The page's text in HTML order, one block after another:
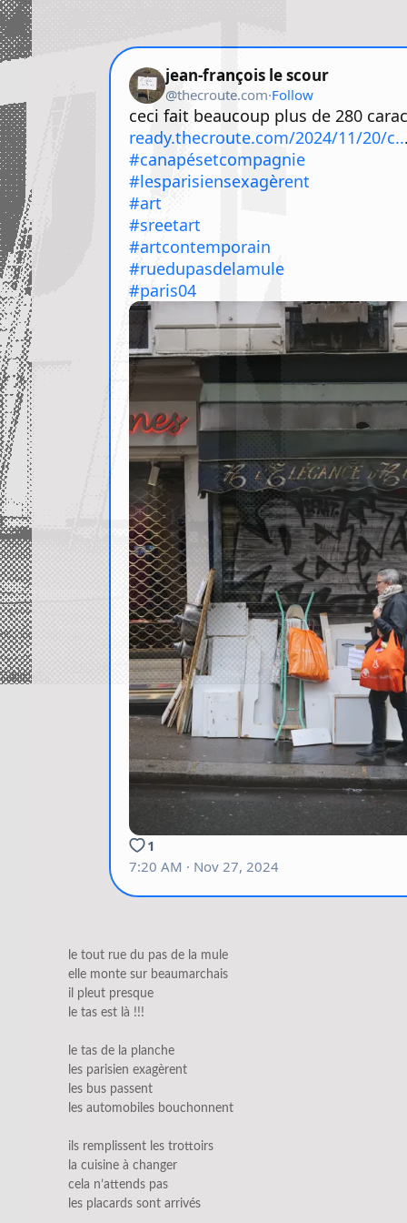
le tout rue du pas de la mule
elle monte sur beaumarchais
il pleut presque
le tas est là !!!
le tas de la planche
les parisien exagèrent
les bus passent
les automobiles bouchonnent
ils remplissent les trottoirs
la cuisine à changer
cela n’attends pas
les placards sont arrivés